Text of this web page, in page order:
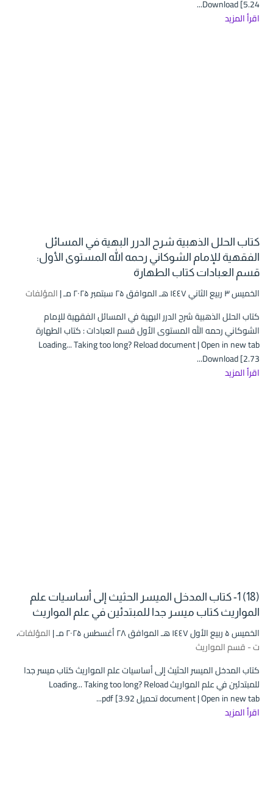
Download [5.24...
اقرأ المزيد
كتاب الحلل الذهبية شرح الدرر البهية في المسائل
الفقهية للإمام الشوكاني رحمه الله المستوى الأول:
قسم العبادات كتاب الطهارة
الخميس ۳ ربيع الثاني ۱٤٤۷ هـ الموافق ۲۵ سبتمبر ۲۰۲۵ مـ |
المؤلفات
كتاب الحلل الذهبية شرح الدرر البهية في المسائل الفقهية للإمام
الشوكاني رحمه الله المستوى الأول قسم العبادات : كتاب الطهارة
Loading... Taking too long? Reload document | Open in new tab
Download [2.73...
اقرأ المزيد
(18) 1- كتاب المدخل الميسر الحثيث إلى أساسيات علم
المواريث كتاب ميسر جدا للمبتدئين في علم المواريث
الخميس ۵ ربيع الأول ۱٤٤۷ هـ الموافق ۲۸ أغسطس ۲۰۲۵ مـ | المؤلفات،
ت - قسم المواريث
كتاب المدخل الميسر الحثيث إلى أساسيات علم المواريث كتاب ميسر جدا
للمبتدئين في علم المواريث Loading... Taking too long? Reload
document | Open in new tab تحميل pdf [3.92...
اقرأ المزيد